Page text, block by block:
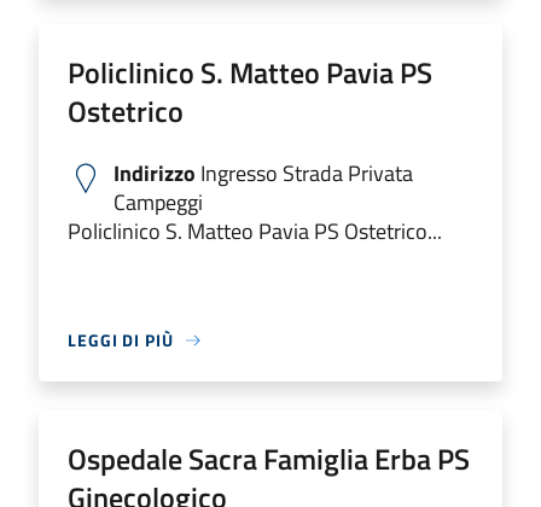
Policlinico S. Matteo Pavia PS
Ostetrico
Indirizzo Ingresso Strada Privata
Campeggi
Policlinico S. Matteo Pavia PS Ostetrico...
LEGGI DI PIÙ
Ospedale Sacra Famiglia Erba PS
Ginecologico